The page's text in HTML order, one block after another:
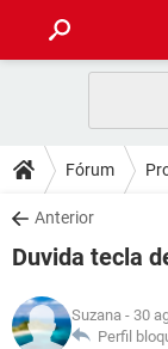
CELULAR
OUTLOOK
INSTAGRAM
GUIA DE COMPRAS
DICAS
JOGOS
INSTAGRAM
DOWNLOADS
JOGOS
CELULAR
OUTLOOK
JOGOS
GLOSSÁRIO
Fórum
Anterior
Duvida tecla
Suzana - 30
Perfil